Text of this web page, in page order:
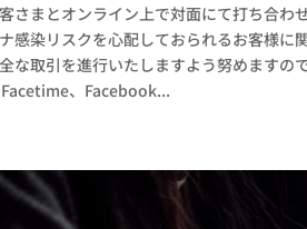
さまとオンライン上で対面にて打ち合
感染リスクを心配しておられるお客様に
な取引を進行いたしますよう努めますの
、Facebook...